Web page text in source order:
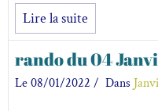
Lire la suite
rando du 04
Le 08/01/2022 Dans